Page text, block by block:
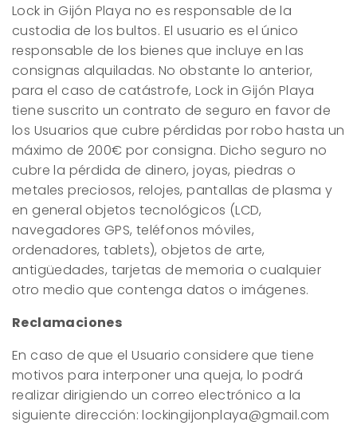
Lock in Gijón Playa no es responsable de la
custodia de los bultos. El usuario es el único
responsable de los bienes que incluye en las
consignas alquiladas. No obstante lo anterior,
para el caso de catástrofe, Lock in Gijón Playa
tiene suscrito un contrato de seguro en favor de
los Usuarios que cubre pérdidas por robo hasta un
máximo de 200€ por consigna. Dicho seguro no
cubre la pérdida de dinero, joyas, piedras o
metales preciosos, relojes, pantallas de plasma y
en general objetos tecnológicos (LCD,
navegadores GPS, teléfonos móviles,
ordenadores, tablets), objetos de arte,
antigüedades, tarjetas de memoria o cualquier
otro medio que contenga datos o imágenes.
Reclamaciones
En caso de que el Usuario considere que tiene
motivos para interponer una queja, lo podrá
realizar dirigiendo un correo electrónico a la
siguiente dirección: lockingijonplaya@gmail.com